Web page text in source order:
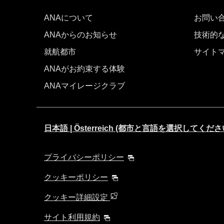
ANAについて
ANAからのお知らせ
就航都市
ANAがお約束する体験
ANAマイレージクラブ
お問い
技術的
サイト
日本語 | Österreich (都市と言語を選択してくださ
プライバシーポリシー
クッキーポリシー
クッキー詳細設定
サイト利用規約